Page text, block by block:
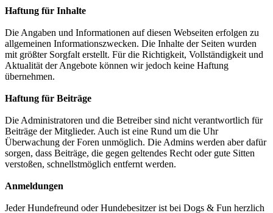
Haftung für Inhalte
Die Angaben und Informationen auf diesen Webseiten erfolgen zu
allgemeinen Informationszwecken. Die Inhalte der Seiten wurden
mit größter Sorgfalt erstellt. Für die Richtigkeit, Vollständigkeit und
Aktualität der Angebote können wir jedoch keine Haftung
übernehmen.
Haftung für Beiträge
Die Administratoren und die Betreiber sind nicht verantwortlich für
Beiträge der Mitglieder. Auch ist eine Rund um die Uhr
Überwachung der Foren unmöglich. Die Admins werden aber dafür
sorgen, dass Beiträge, die gegen geltendes Recht oder gute Sitten
verstoßen, schnellstmöglich entfernt werden.
Anmeldungen
Jeder Hundefreund oder Hundebesitzer ist bei Dogs & Fun herzlich